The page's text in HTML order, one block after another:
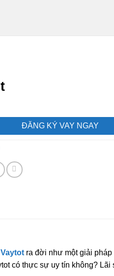
ĐĂNG KÝ VAY NGAY
ra đời như một giải
có thực sự uy tín không? Lãi